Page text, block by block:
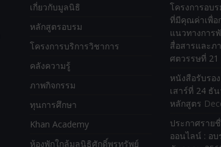
เกี่ยวกับมูลนิธิ
หลักสูตรอบรม
โครงการบริการวิชาการ
คลังความรู้
ภาพกิจกรรม
ทุนการศึกษา
Khan Academy
ห้องพักใกล้มูลนิธิศักดิ์พรทรัพย์
โครงการอบ
ที่มีคุณค่าเพื่อ
แนวทางการ
สื่อสารและภ
ศตวรรษที่ 21
หนังสือรับรอ
เสาร์ที่ 24 ธั
หลักสูตร
ประกาศราย
ออนไลน์ : อ